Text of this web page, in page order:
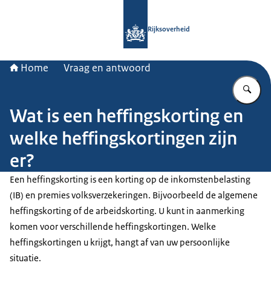
Rijksoverheid
Home Vraag en antwoord
Wat is een heffingskorting en
welke heffingskortingen zijn
er?
Een heffingskorting is een korting op de inkomstenbelasting
(IB) en premies volksverzekeringen. Bijvoorbeeld de algemene
heffingskorting of de arbeidskorting. U kunt in aanmerking
komen voor verschillende heffingskortingen. Welke
heffingskortingen u krijgt, hangt af van uw persoonlijke
situatie.